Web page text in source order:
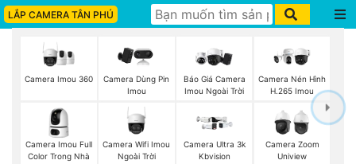
LẮP CAMERA TÂN PHÚ
Camera Imou 360
Camera Dùng Pin
Imou
Báo Giá Camera
Imou Ngoài Trời
Camera Nén Hình
H.265 Imou
Camera Imou Full
Color Trong Nhà
Camera Wifi Imou
Ngoài Trời
Camera Ultra 3k
Kbvision
Camera Zoom
Uniview